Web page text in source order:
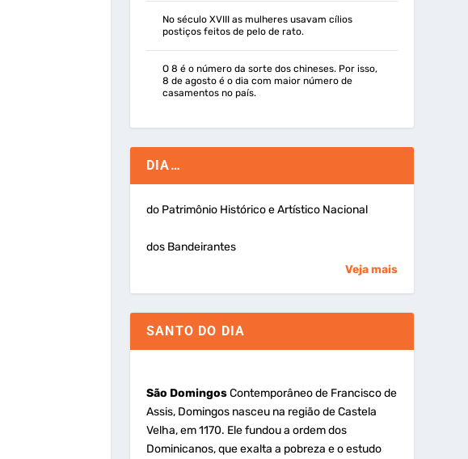
No século XVIII as mulheres usavam cílios
postiços feitos de pelo de rato.
O 8 é o número da sorte dos chineses. Por isso,
8 de agosto é o dia com maior número de
casamentos no país.
DIA…
do Patrimônio Histórico e Artístico Nacional
dos Bandeirantes
Veja mais
SANTO DO DIA
São DomingosContemporâneo de Francisco de
Assis, Domingos nasceu na região de Castela
Velha, em 1170. Ele fundou a ordem dos
Dominicanos, que exalta a pobreza e o estudo